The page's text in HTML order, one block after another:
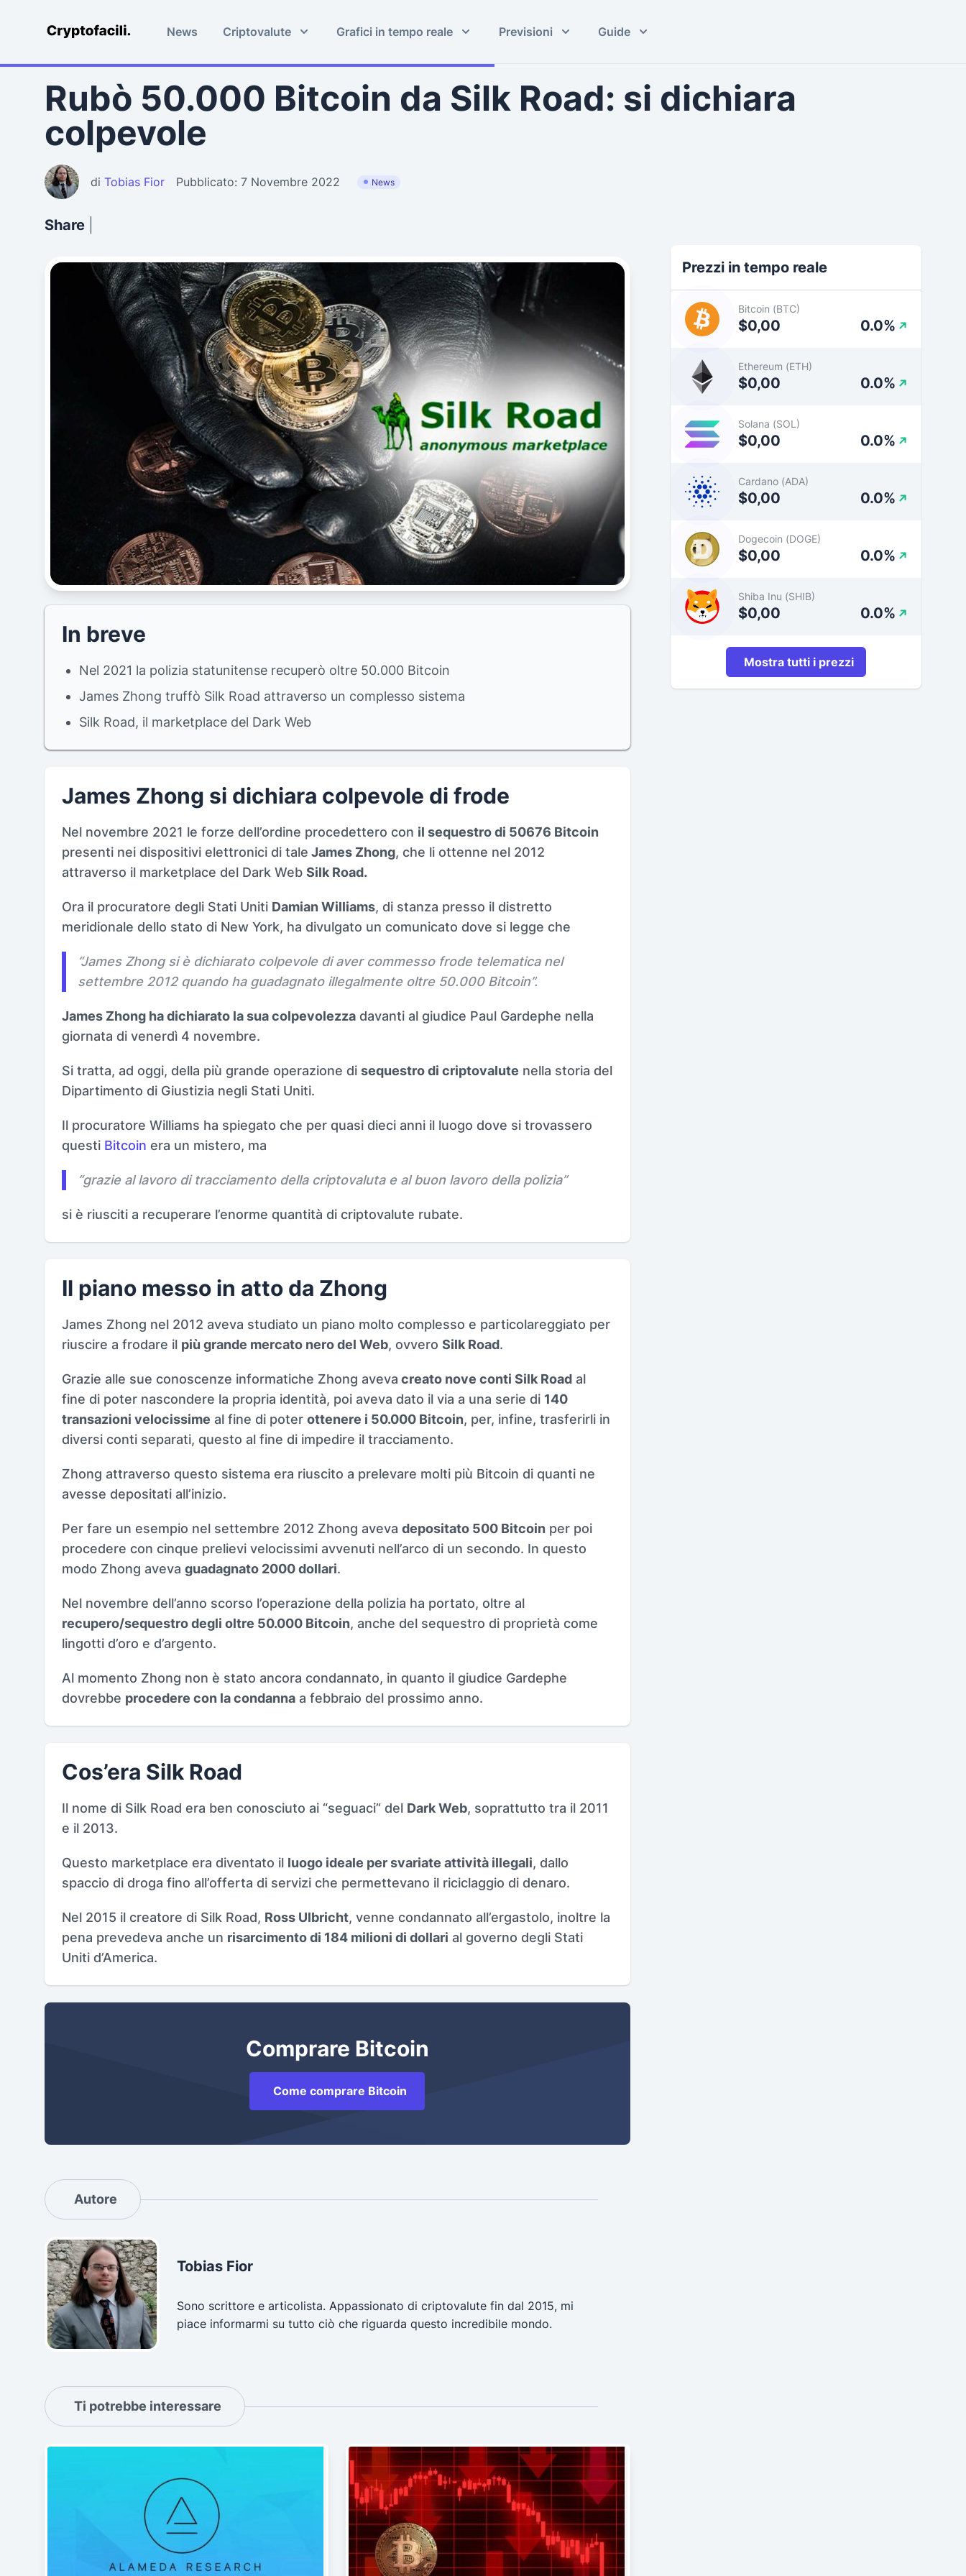
Cryptofacili.com News Criptovalute Grafici in tempo reale Previsioni Guide
Rubò 50.000 Bitcoin da Silk Road: si dichiara
colpevole
di Tobias Fior Pubblicato: 7 Novembre 2022 News
Share
In breve
Nel 2021 la polizia statunitense recuperò oltre 50.000 Bitcoin
James Zhong truffò Silk Road attraverso un complesso sistema
Silk Road, il marketplace del Dark Web
James Zhong si dichiara colpevole di frode
Nel novembre 2021 le forze dell’ordine procedettero con il sequestro di 50676 Bitcoin
presenti nei dispositivi elettronici di tale James Zhong, che li ottenne nel 2012
attraverso il marketplace del Dark Web Silk Road.
Ora il procuratore degli Stati Uniti Damian Williams, di stanza presso il distretto
meridionale dello stato di New York, ha divulgato un comunicato dove si legge che
“James Zhong si è dichiarato colpevole di aver commesso frode telematica nel
settembre 2012 quando ha guadagnato illegalmente oltre 50.000 Bitcoin”.
James Zhong ha dichiarato la sua colpevolezza davanti al giudice Paul Gardephe nella
giornata di venerdì 4 novembre.
Si tratta, ad oggi, della più grande operazione di sequestro di criptovalute nella storia del
Dipartimento di Giustizia negli Stati Uniti.
Il procuratore Williams ha spiegato che per quasi dieci anni il luogo dove si trovassero
questi Bitcoin era un mistero, ma
“grazie al lavoro di tracciamento della criptovaluta e al buon lavoro della polizia”
si è riusciti a recuperare l’enorme quantità di criptovalute rubate.
Il piano messo in atto da Zhong
James Zhong nel 2012 aveva studiato un piano molto complesso e particolareggiato per
riuscire a frodare il più grande mercato nero del Web, ovvero Silk Road.
Grazie alle sue conoscenze informatiche Zhong aveva creato nove conti Silk Road al
fine di poter nascondere la propria identità, poi aveva dato il via a una serie di 140
transazioni velocissime al fine di poter ottenere i 50.000 Bitcoin, per, infine, trasferirli in
diversi conti separati, questo al fine di impedire il tracciamento.
Zhong attraverso questo sistema era riuscito a prelevare molti più Bitcoin di quanti ne
avesse depositati all’inizio.
Per fare un esempio nel settembre 2012 Zhong aveva depositato 500 Bitcoin per poi
procedere con cinque prelievi velocissimi avvenuti nell’arco di un secondo. In questo
modo Zhong aveva guadagnato 2000 dollari.
Nel novembre dell’anno scorso l’operazione della polizia ha portato, oltre al
recupero/sequestro degli oltre 50.000 Bitcoin, anche del sequestro di proprietà come
lingotti d’oro e d’argento.
Al momento Zhong non è stato ancora condannato, in quanto il giudice Gardephe
dovrebbe procedere con la condanna a febbraio del prossimo anno.
Cos’era Silk Road
Il nome di Silk Road era ben conosciuto ai “seguaci” del Dark Web, soprattutto tra il 2011
e il 2013.
Questo marketplace era diventato il luogo ideale per svariate attività illegali, dallo
spaccio di droga fino all’offerta di servizi che permettevano il riciclaggio di denaro.
Nel 2015 il creatore di Silk Road, Ross Ulbricht, venne condannato all’ergastolo, inoltre la
pena prevedeva anche un risarcimento di 184 milioni di dollari al governo degli Stati
Uniti d’America.
Comprare Bitcoin
Come comprare Bitcoin
Autore
Tobias Fior
Sono scrittore e articolista. Appassionato di criptovalute fin dal 2015, mi
piace informarmi su tutto ciò che riguarda questo incredibile mondo.
Ti potrebbe interessare
Prezzi in tempo reale
Bitcoin (BTC)
$0,00 0.0%
Ethereum (ETH)
$0,00 0.0%
Solana (SOL)
$0,00 0.0%
Cardano (ADA)
$0,00 0.0%
Dogecoin (DOGE)
$0,00 0.0%
Shiba Inu (SHIB)
$0,00 0.0%
Mostra tutti i prezzi